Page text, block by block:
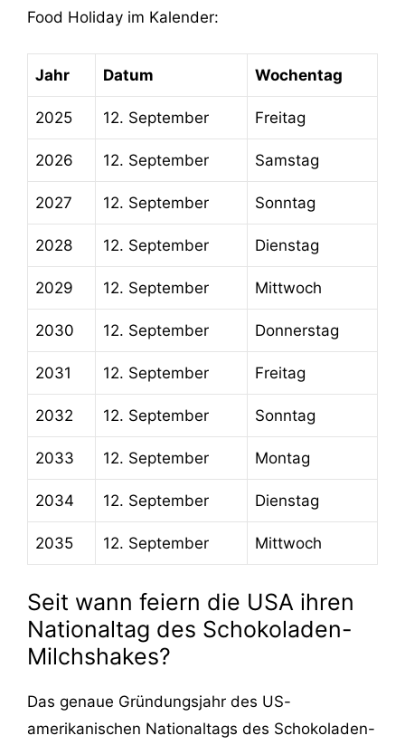
Food Holiday im Kalender:
Jahr Datum Wochentag
2025 12. September Freitag
2026 12. September Samstag
2027 12. September Sonntag
2028 12. September Dienstag
2029 12. September Mittwoch
2030 12. September Donnerstag
2031 12. September Freitag
2032 12. September Sonntag
2033 12. September Montag
2034 12. September Dienstag
2035 12. September Mittwoch
Seit wann feiern die USA ihren
Nationaltag des Schokoladen-
Milchshakes?
Das genaue Gründungsjahr des US-
amerikanischen Nationaltags des Schokoladen-